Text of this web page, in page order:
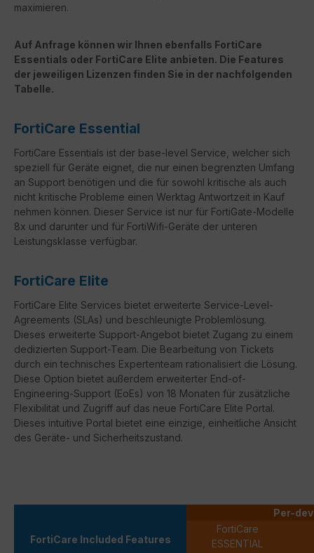
maximieren.
Auf Anfrage können wir Ihnen ebenfalls FortiCare
Essentials oder FortiCare Elite anbieten. Die Features
der jeweiligen Lizenzen finden Sie in der nachfolgenden
Tabelle.
FortiCare Essential
FortiCare Essentials ist der base-level Service, welcher sich
speziell für Geräte eignet, die nur einen begrenzten Umfang
an Support benötigen und die für sowohl kritische als auch
nicht kritische Probleme einen Werktag Antwortzeit in Kauf
nehmen können. Dieser Service ist nur für FortiGate-Modelle
8x und darunter und für FortiWifi-Geräte der unteren
Leistungsklasse verfügbar.
FortiCare Elite
FortiCare Elite Services bietet erweiterte Service-Level-
Agreements (SLAs) und beschleunigte Problemlösung.
Dieses erweiterte Support-Angebot bietet Zugang zu einem
dedizierten Support-Team. Die Bearbeitung von Tickets
durch ein technisches Expertenteam rationalisiert die Lösung.
Diese Option bietet außerdem erweiterter End-of-
Engineering-Support (EoEs) von 18 Monaten für zusätzliche
Flexibilität und Zugriff auf das neue FortiCare Elite Portal.
Dieses intuitive Portal bietet eine einzige, einheitliche Ansicht
des Geräte- und Sicherheitszustand.
FortiCare Included Features
Per-
FortiCare
ESSENTIAL